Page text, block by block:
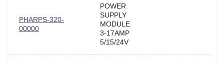
PHARPS-320-
00000
POWER
SUPPLY
MODULE
3-17AMP
5/15/24V